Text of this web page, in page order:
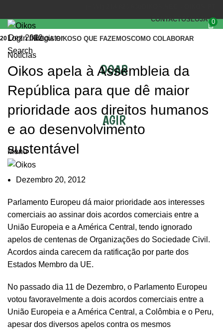
CONTACTOSLOJA 0
Login / Register
Search
INÍCIOA OIKOSO QUE FAZEMOSCOMO COLABORAR
DOAR
AGIR
Menu
Notícias
Oikos apela à Assembleia da
República para que dê maior
prioridade aos direitos humanos
e ao desenvolvimento
sustentável
Dezembro 20, 2012
20 Dez 2012
Parlamento Europeu dá maior prioridade aos interesses
comerciais ao assinar dois acordos comerciais entre a
União Europeia e a América Central, tendo ignorado
apelos de centenas de Organizações do Sociedade Civil.
Acordos ainda carecem da ratificação por parte dos
Estados Membro da UE.
No passado dia 11 de Dezembro, o Parlamento Europeu
votou favoravelmente a dois acordos comerciais entre a
União Europeia e a América Central, a Colômbia e o Peru,
apesar dos diversos apelos contra os mesmos